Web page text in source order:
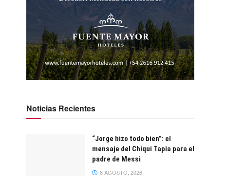
Noticias Recientes
“Jorge hizo todo bien”: el
mensaje del Chiqui Tapia para el
padre de Messi
8 AGOSTO, 2026